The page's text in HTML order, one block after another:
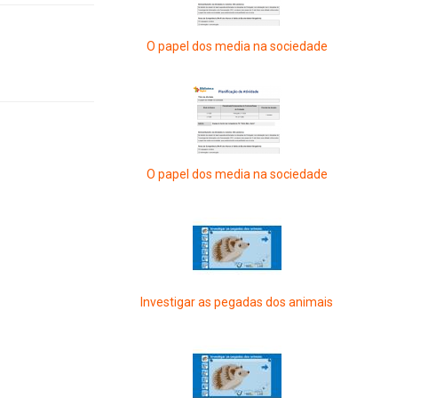
O papel dos media na sociedade
O papel dos media na sociedade
Investigar as pegadas dos animais